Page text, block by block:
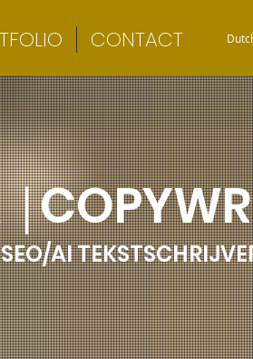
CONTACT
|
AI